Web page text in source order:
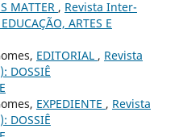
MATTER , Revista Inter-
ARTES E
EDITORIAL , Revista
DOSSIÊ
EXPEDIENTE , Revista
DOSSIÊ